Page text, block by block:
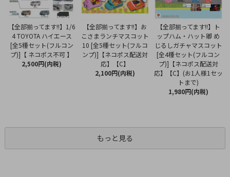
【全部揃ってます!!】1/6
4 TOYOTA ハイエース
[全5種セット(フルコン
プ)]【 ネコポス不可 】
2,500円(内税)
【全部揃ってます!!】お
こさまランチマスコット
10 [全5種セット(フルコ
ンプ)]【ネコポス配送対
応】【C】
2,100円(内税)
【全部揃ってます!!】ト
ップハム・ハット卿 め
じるしガチャマスコット
[全4種セット(フルコン
プ)]【ネコポス配送対
応】【C】(お1人様1セッ
トまで)
1,980円(内税)
もっと見る